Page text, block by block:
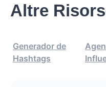
Altre
Generador de
Hashtags